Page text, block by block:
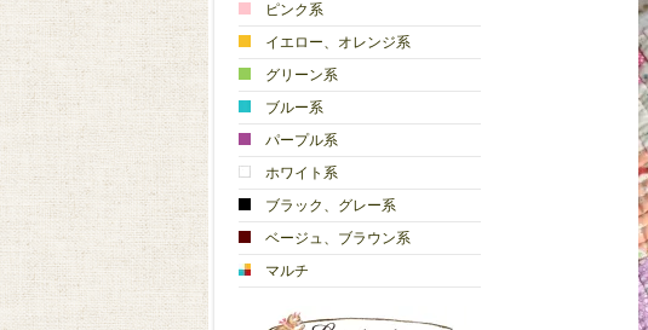
ピンク系
イエロー、オレンジ系
グリーン系
ブルー系
パープル系
ホワイト系
ブラック、グレー系
ベージュ、ブラウン系
マルチ